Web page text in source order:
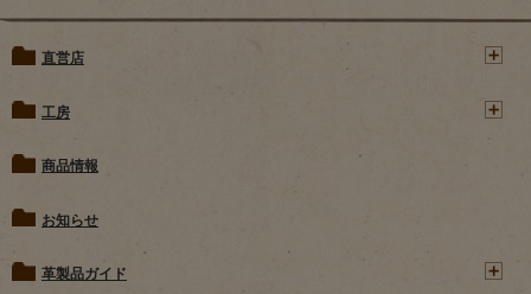
直営店
工房
商品情報
お知らせ
革製品ガイド